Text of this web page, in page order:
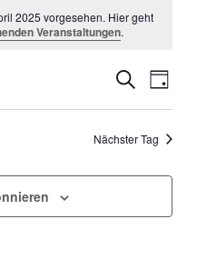
2025 vorgesehen. Hier geht
Veranstaltungen.
Suche
Tag
Nächster Tag